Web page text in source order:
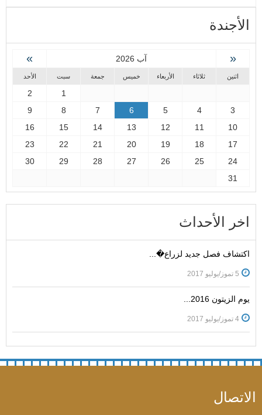
الأجندة
« آب 2026 »
اثنين ثلاثاء الأربعاء خميس جمعة سبت الأحد
1
2
3
4
5
6
7
8
9
10
11
12
13
14
15
16
17
18
19
20
21
22
23
24
25
26
27
28
29
30
31
اخر الأحداث
اكتشاف فصل جديد لزراع�...
يوم الزيتون 2016...
الاتصال